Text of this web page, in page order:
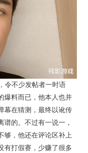
令不少发帖者一时语
爆料而已，他本人也并
幕在猜测，最终以讹传
的。不过有一说一，
够，他还在评论区补上
有打假赛，少赚了很多